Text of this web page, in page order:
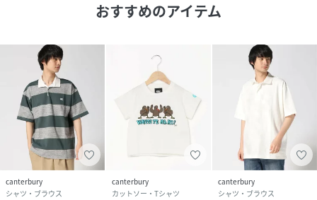
おすすめのアイテム
canterbury
シャツ・ブラウス
canterbury
カットソー・Tシャツ
canterbury
シャツ・ブラウス